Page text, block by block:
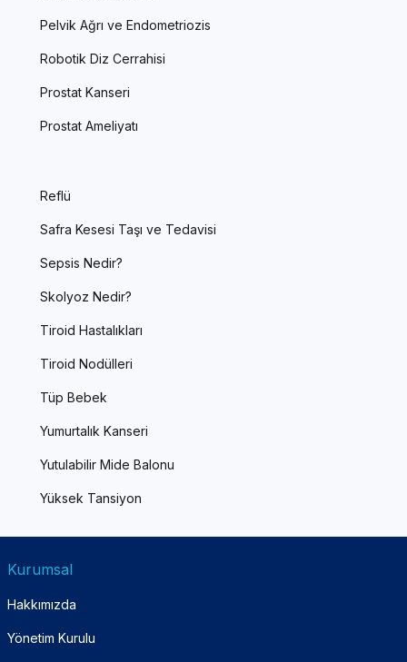
Pelvik Ağrı ve Endometriozis
Robotik Diz Cerrahisi
Prostat Kanseri
Prostat Ameliyatı
Reflü
Safra Kesesi Taşı ve Tedavisi
Sepsis Nedir?
Skolyoz Nedir?
Tiroid Hastalıkları
Tiroid Nodülleri
Tüp Bebek
Yumurtalık Kanseri
Yutulabilir Mide Balonu
Yüksek Tansiyon
Kurumsal
Hakkımızda
Yönetim Kurulu